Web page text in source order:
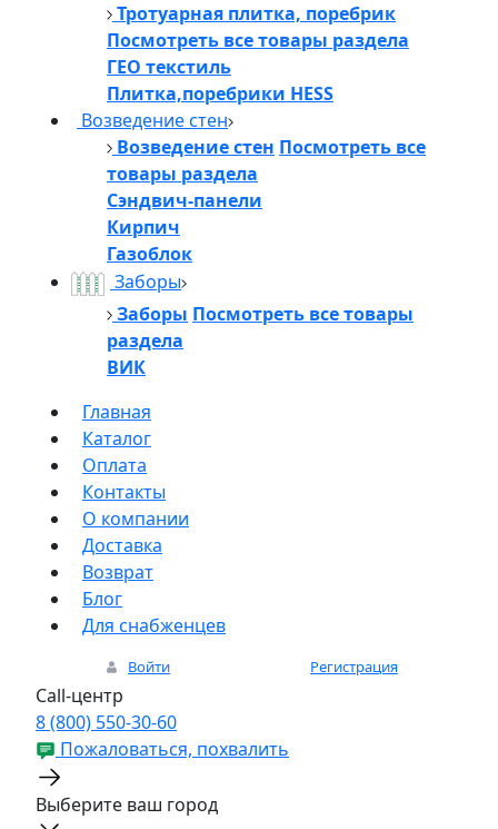
Тротуарная плитка, поребрик
Посмотреть все товары раздела
ГЕО текстиль
Плитка,поребрики HESS
Возведение стен
Возведение стен Посмотреть все
товары раздела
Сэндвич-панели
Кирпич
Газоблок
Заборы
Заборы Посмотреть все товары
раздела
ВИК
Главная
Каталог
Оплата
Контакты
О компании
Доставка
Возврат
Блог
Для снабженцев
Войти Регистрация
Call-центр
8 (800) 550-30-60
Пожаловаться, похвалить
Выберите ваш город